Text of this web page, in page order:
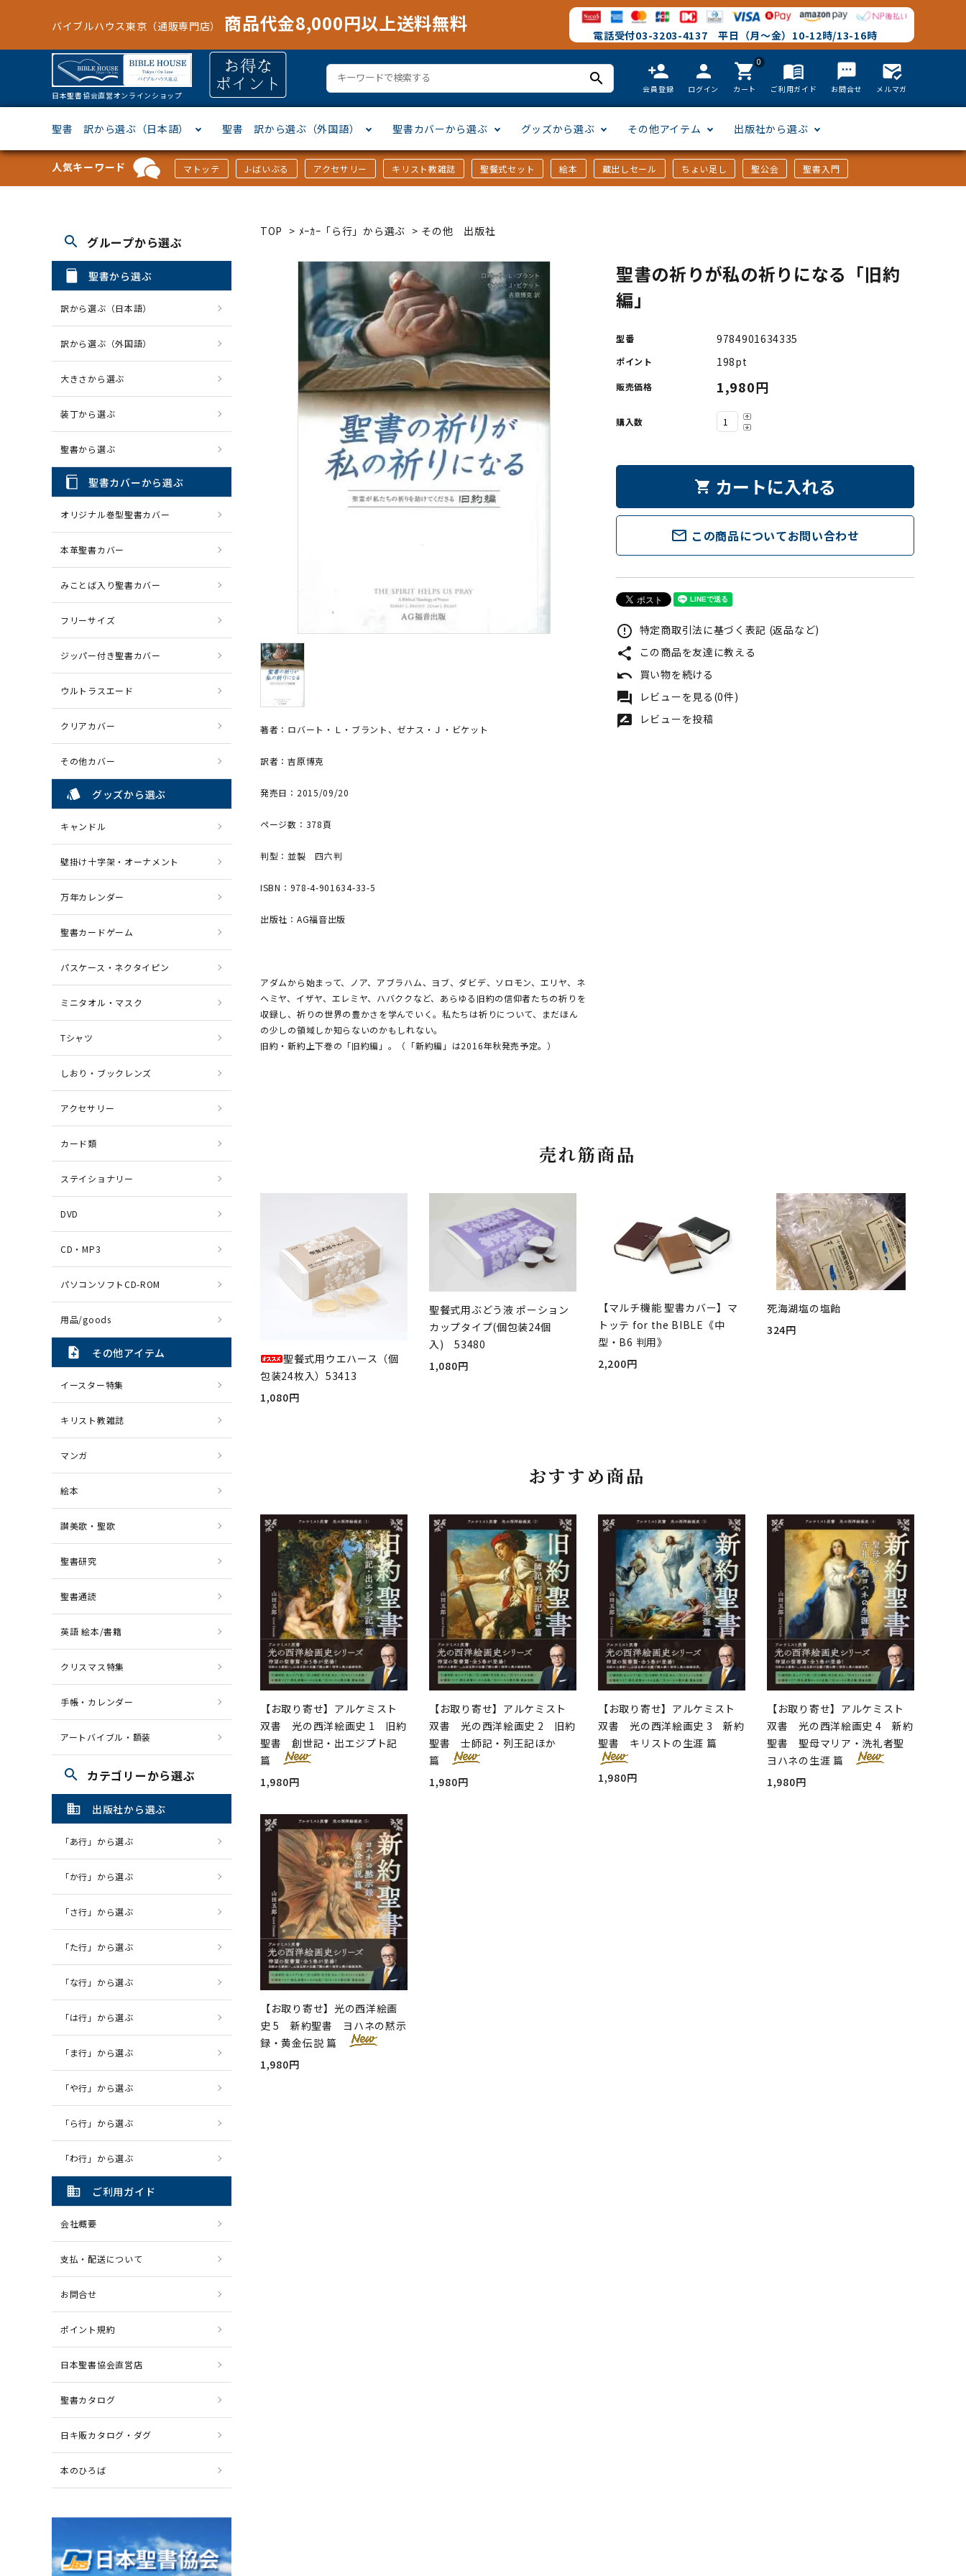
バイブルハウス東京（通販専門店） 商品代金8,000円以上送料無料 電話受付03-3203-4137 平日（月～金）10-12時/13-16時
日本聖書協会直営オンラインショップ
search person_add
会員登録
person
ログイン
0
shopping_cart
カート
menu_book
ご利用ガイド
textsms
お問合せ
mark_email_read
メルマガ
聖書 訳から選ぶ（日本語）
新改訳
聖書 訳から選ぶ（外国語）
ドイツ語
その他ヨーロッパ言語 その他アジアの言語
聖書カバーから選ぶ
ジッパー付き聖書カバー
グッズから選ぶ
パスケース・ネクタイピン
カード類 ステイショナリー
CD・MP3 パソコンソフトCD-ROM
その他アイテム
聖書通読
クリスマス特集 手帳・カレンダー
出版社から選ぶ
「な行」から選ぶ
「わ行」から選ぶ
人気キーワード マトッテ J-ばいぶる アクセサリー キリスト教雑誌 聖餐式セット 絵本 蔵出しセール ちょい足し 聖公会 聖書入門
TOP > ﾒｰｶｰ「ら行」から選ぶ > その他 出版社
著者：ロバート・Ｌ・ブラント、ゼナス・Ｊ・ビケット
訳者：吉原博克
発売日：2015/09/20
ページ数：378頁
判型：並製 四六判
ISBN：978-4-901634-33-5
出版社：AG福音出版
アダムから始まって、ノア、アブラハム、ヨブ、ダビデ、ソロモン、エリヤ、ネ
ヘミヤ、イザヤ、エレミヤ、ハバククなど、あらゆる旧約の信仰者たちの祈りを
収録し、祈りの世界の豊かさを学んでいく。私たちは祈りについて、まだほん
の少しの領域しか知らないのかもしれない。
旧約・新約上下巻の「旧約編」。（「新約編」は2016年秋発売予定。）
聖書の祈りが私の祈りになる「旧約
編」
型番 9784901634335
ポイント 198pt
販売価格 1,980円
購入数
shopping_cart カートに入れる
mail_outline この商品についてお問い合わせ
error_outline 特定商取引法に基づく表記 (返品など)
share この商品を友達に教える
undo 買い物を続ける
forum レビューを見る(0件)
rate_review レビューを投稿
売れ筋商品
聖餐式用ウエハース（個
包装24枚入）53413
1,080円
聖餐式用ぶどう液 ポーション
カップタイプ(個包装24個
入) 53480
1,080円
【マルチ機能 聖書カバー】マ
トッテ for the BIBLE《中
型・B6 判用》
2,200円
死海湖塩の塩飴
324円
おすすめ商品
【お取り寄せ】アルケミスト
双書 光の西洋絵画史 1 旧約
聖書 創世記・出エジプト記
篇
1,980円
【お取り寄せ】アルケミスト
双書 光の西洋絵画史 2 旧約
聖書 士師記・列王記ほか
篇
1,980円
【お取り寄せ】アルケミスト
双書 光の西洋絵画史 3 新約
聖書 キリストの生涯 篇
1,980円
【お取り寄せ】アルケミスト
双書 光の西洋絵画史 4 新約
聖書 聖母マリア・洗礼者聖
ヨハネの生涯 篇
1,980円
【お取り寄せ】光の西洋絵画
史 5 新約聖書 ヨハネの黙示
録・黄金伝説 篇
1,980円
search グループから選ぶ
聖書から選ぶ
訳から選ぶ（日本語）
訳から選ぶ（外国語）
大きさから選ぶ
装丁から選ぶ
聖書から選ぶ
聖書カバーから選ぶ
オリジナル巻型聖書カバー
本革聖書カバー
みことば入り聖書カバー
フリーサイズ
ジッパー付き聖書カバー
ウルトラスエード
クリアカバー
その他カバー
style グッズから選ぶ
キャンドル
壁掛け十字架・オーナメント
万年カレンダー
聖書カードゲーム
パスケース・ネクタイピン
ミニタオル・マスク
Tシャツ
しおり・ブックレンズ
アクセサリー
カード類
ステイショナリー
DVD
CD・MP3
パソコンソフトCD-ROM
用品/goods
note_add その他アイテム
イースター特集
キリスト教雑誌
マンガ
絵本
讃美歌・聖歌
聖書研究
聖書通読
英語 絵本/書籍
クリスマス特集
手帳・カレンダー
アートバイブル・額装
search カテゴリーから選ぶ
domain 出版社から選ぶ
「あ行」から選ぶ
「か行」から選ぶ
「さ行」から選ぶ
「た行」から選ぶ
「な行」から選ぶ
「は行」から選ぶ
「ま行」から選ぶ
「や行」から選ぶ
「ら行」から選ぶ
「わ行」から選ぶ
domain ご利用ガイド
会社概要
支払・配送について
お問合せ
ポイント規約
日本聖書協会直営店
聖書カタログ
日キ販カタログ・ダグ
本のひろば